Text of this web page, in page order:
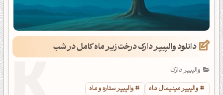
دانلود والپیپر دارک درخت زیر ماه کامل در شب
والپیپر دارک
والپیپر مینیمال ماه
والپیپر ستاره و ماه